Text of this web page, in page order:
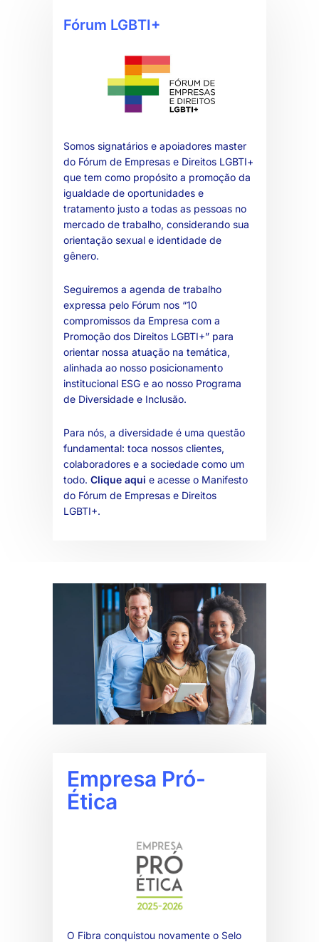
Fórum LGBTI+
Somos signatários e apoiadores master
do Fórum de Empresas e Direitos LGBTI+
que tem como propósito a promoção da
igualdade de oportunidades e
tratamento justo a todas as pessoas no
mercado de trabalho, considerando sua
orientação sexual e identidade de
gênero.
Seguiremos a agenda de trabalho
expressa pelo Fórum nos “10
compromissos da Empresa com a
Promoção dos Direitos LGBTI+” para
orientar nossa atuação na temática,
alinhada ao nosso posicionamento
institucional ESG e ao nosso Programa
de Diversidade e Inclusão.
Para nós, a diversidade é uma questão
fundamental: toca nossos clientes,
colaboradores e a sociedade como um
todo. Clique aqui e acesse o Manifesto
do Fórum de Empresas e Direitos
LGBTI+.
Empresa Pró-
Ética
O Fibra conquistou novamente o Selo